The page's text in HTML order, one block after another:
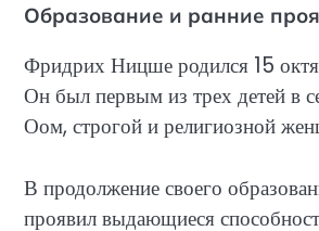
Образование и ранние
Фридрих Ницше родился 15
Он был первым из трех детей в
Оом, строгой и религиозной
В продолжение своего
проявил выдающиеся